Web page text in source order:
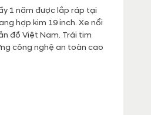
1 năm được lắp ráp tại
hợp kim 19 inch. Xe nổi
đồ Việt Nam. Trái tim
công nghệ an toàn cao